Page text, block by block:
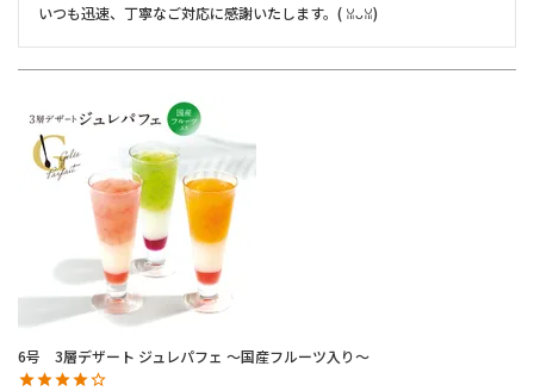
いつも迅速、丁寧なご対応に感謝いたします。(⁠ ⁠ꈍ⁠ᴗ⁠ꈍ⁠)
6号 3層デザート ジュレパフェ ～国産フルーツ入り～